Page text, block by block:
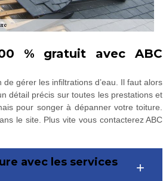
% gratuit avec ABC
gérer les infiltrations d’eau. Il faut alors
détail précis sur toutes les prestations et
pour songer à dépanner votre toiture.
le site. Plus vite vous contacterez ABC
avec les services